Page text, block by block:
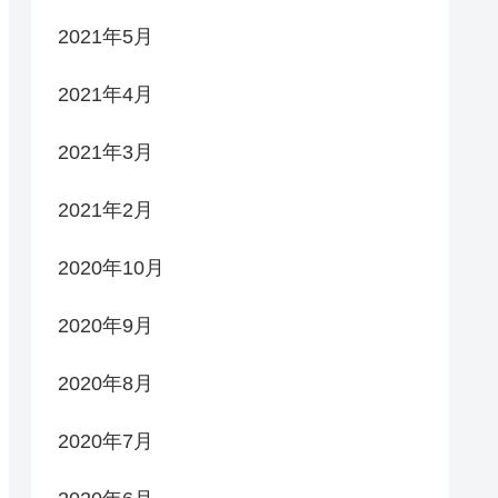
2021年5月
2021年4月
2021年3月
2021年2月
2020年10月
2020年9月
2020年8月
2020年7月